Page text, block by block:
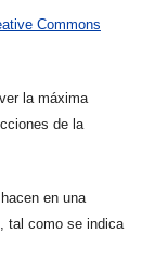
Commons
la máxima
de la
en una
tal como se indica